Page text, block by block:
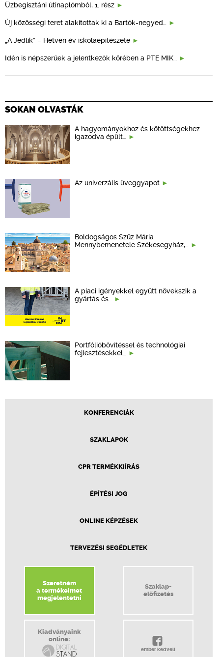
Üzbegisztáni útinaplómból, 1. rész
Új közösségi teret alakítottak ki a Bartók-negyed…
„A Jedlik” – Hetven év iskolaépítészete
Idén is népszerűek a jelentkezők körében a PTE MIK…
SOKAN OLVASTÁK
A hagyományokhoz és kötöttségekhez
igazodva épült…
Az univerzális üveggyapot
Boldogságos Szűz Mária
Mennybemenetele Székesegyház,…
A piaci igényekkel együtt növekszik a
gyártás és…
Portfólióbővítéssel és technológiai
fejlesztésekkel…
KONFERENCIÁK
SZAKLAPOK
CPR TERMÉKKIÍRÁS
ÉPÍTÉSI JOG
ONLINE KÉPZÉSEK
TERVEZÉSI SEGÉDLETEK
Szeretném
a termékeimet
megjelentetni
Szaklap-
előfizetés
Kiadványaink
online:
ember kedveli